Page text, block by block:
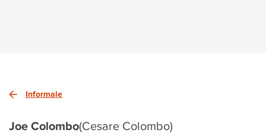
Informale
Joe Colombo(Cesare Colombo)